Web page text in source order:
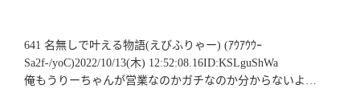
641 名無しで叶える物語(えびふりゃー) (ｱｳｱｳｳｰ
Sa2f-/yoC)2022/10/13(木) 12:52:08.16ID:KSLguShWa
俺もうりーちゃんが営業なのかガチなのか分からないよ…